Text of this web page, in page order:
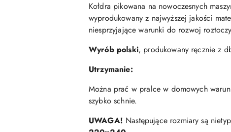
Kołdra pikowana na nowoczesnych
wyprodukowany z najwyższej jakości
niesprzyjające warunki do rozwoj
Wyrób polski, produkowany ręcznie z
Utrzymanie:
Można prać w pralce w domowych
szybko schnie.
UWAGA! Następujące rozmiary są